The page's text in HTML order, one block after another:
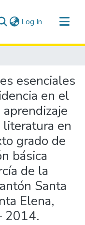
Log In (current)
esenciales
en el
en
grado de
básica
de la
Santa
Elena,
2014.